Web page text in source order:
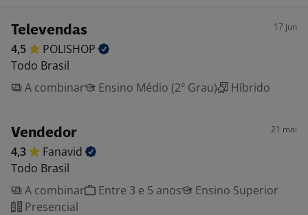
Televendas 17 jun
4,5
POLISHOP
Todo Brasil
A combinar
Ensino Médio (2º Grau) Híbrido
Vendedor 21 mai
4,3
Fanavid
Todo Brasil
A combinar
Entre 3 e 5 anos
Ensino Superior
Presencial